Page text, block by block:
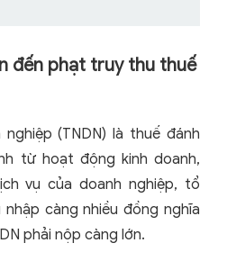
đến phạt truy thu thuế
(TNDN) là thuế đánh
từ hoạt động kinh doanh,
vụ của doanh nghiệp, tổ
càng nhiều đồng nghĩa
phải nộp càng lớn.